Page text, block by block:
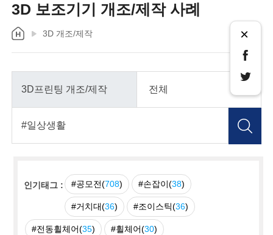
3D 보조기기 개조/제작 사례
3D 개조/제작 ×
인기태그 : #공모전(708) #손잡이(38)
#거치대(36) #조이스틱(36)
#전동휠체어(35) #휠체어(30)